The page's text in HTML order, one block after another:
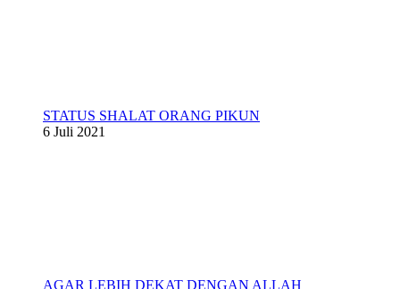
STATUS SHALAT ORANG PIKUN
6 Juli 2021
AGAR LEBIH DEKAT DENGAN ALLAH